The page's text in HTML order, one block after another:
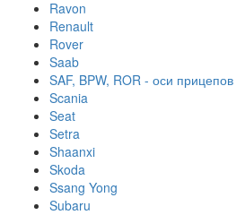
Ravon
Renault
Rover
Saab
SAF, BPW, ROR - оси прицепов
Scania
Seat
Setra
Shaanxi
Skoda
Ssang Yong
Subaru